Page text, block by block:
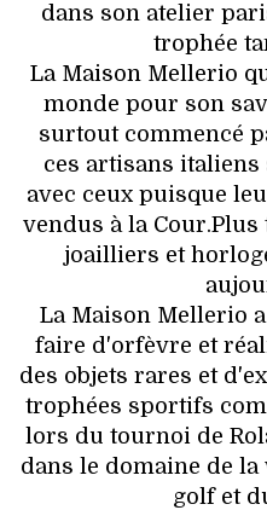
JEUNES
HISTOIRE
dans son atelier
trophée
La Maison Mellerio
monde pour son
surtout commencé
ces artisans
avec ceux puisque
vendus à la
joailliers et
La Maison Mellerio
faire d'orfèvre et
des objets rares et
trophées sportifs
lors du tournoi de
dans le domaine de
golf et